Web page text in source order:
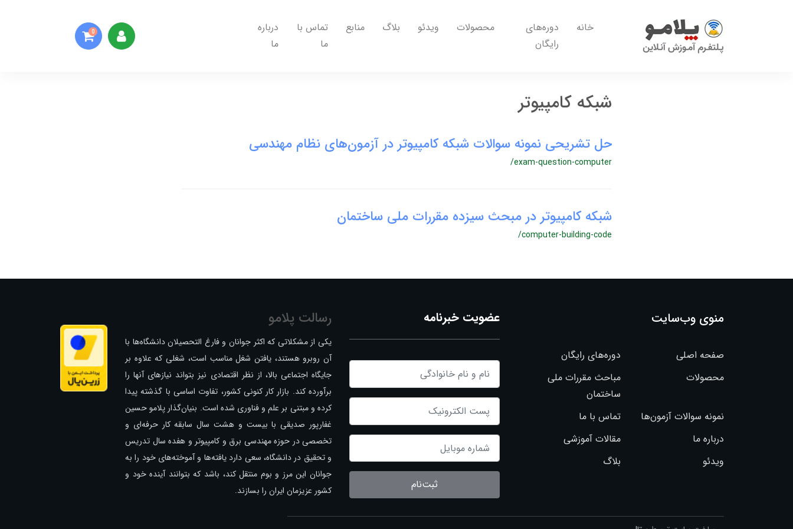
خانه
دوره‌های
رایگان
محصولات ویدئو بلاگ منابع
تماس با
ما
درباره
ما
0
شبکه کامپیوتر
حل تشریحی نمونه سوالات شبکه کامپیوتر در آزمون‌های نظام مهندسی
/exam-question-computer
شبکه کامپیوتر در مبحث سیزده مقررات ملی ساختمان
/computer-building-code
منوی وب‌سایت
صفحه اصلی
دوره‌های رایگان
محصولات
مباحث مقررات ملی
ساختمان
نمونه سوالات آزمون‌ها
تماس با ما
درباره ما
مقالات آموزشی
ویدئو
بلاگ
عضویت خبرنامه
ثبت‌نام
رسالت پلامو
یکی از مشکلاتی که اکثر جوانان و فارغ التحصیلان دانشگاه‌ها با
آن روبرو هستند، یافتن شغل مناسب است، شغلی که علاوه بر
جایگاه اجتماعی بالا، از نظر اقتصادی نیز بتواند نیازهای آنها را
برآورده کند. بازار کار کنونی کشور، تفاوت اساسی با گذشته پیدا
کرده و مبتنی بر علم و فناوری شده است. بنیان‌گذار پلامو حسین
غفارپور صدیقی با بیست و هشت سال سابقه کار حرفه‌ای و
تخصصی در حوزه مهندسی برق و کامپیوتر و هفده سال تدریس
و تحقیق در دانشگاه، سعی دارد یافته‌ها و آموخته‌های خود را به
جوانان این مرز و بوم منتقل کند، باشد که بتوانند آینده خود و
کشور عزیزمان ایران را بسازند.